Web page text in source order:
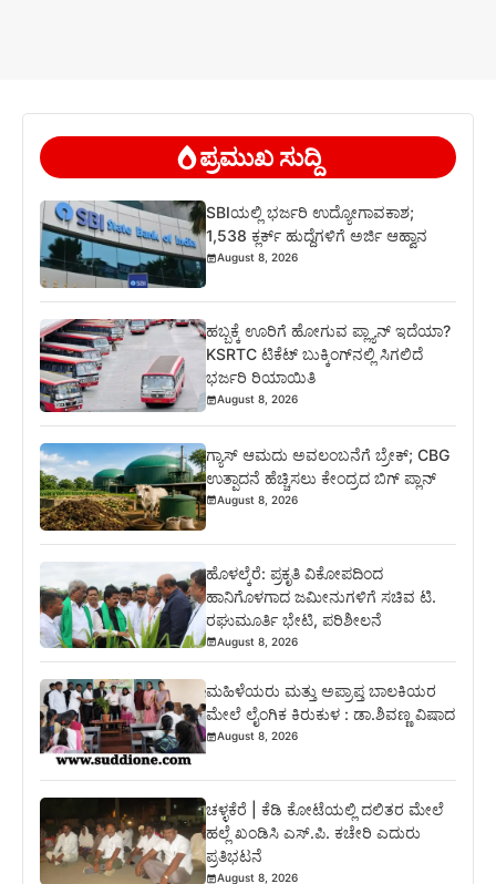
ಪ್ರಮುಖ ಸುದ್ದಿ
SBIಯಲ್ಲಿ ಭರ್ಜರಿ ಉದ್ಯೋಗಾವಕಾಶ;
1,538 ಕ್ಲರ್ಕ್ ಹುದ್ದೆಗಳಿಗೆ ಅರ್ಜಿ ಆಹ್ವಾನ
August 8, 2026
ಹಬ್ಬಕ್ಕೆ ಊರಿಗೆ ಹೋಗುವ ಪ್ಲ್ಯಾನ್ ಇದೆಯಾ?
KSRTC ಟಿಕೆಟ್ ಬುಕ್ಕಿಂಗ್‌ನಲ್ಲಿ ಸಿಗಲಿದೆ
ಭರ್ಜರಿ ರಿಯಾಯಿತಿ
August 8, 2026
ಗ್ಯಾಸ್ ಆಮದು ಅವಲಂಬನೆಗೆ ಬ್ರೇಕ್; CBG
ಉತ್ಪಾದನೆ ಹೆಚ್ಚಿಸಲು ಕೇಂದ್ರದ ಬಿಗ್ ಪ್ಲಾನ್
August 8, 2026
ಹೊಳಲ್ಕೆರೆ: ಪ್ರಕೃತಿ ವಿಕೋಪದಿಂದ
ಹಾನಿಗೊಳಗಾದ ಜಮೀನುಗಳಿಗೆ ಸಚಿವ ಟಿ.
ರಘುಮೂರ್ತಿ ಭೇಟಿ, ಪರಿಶೀಲನೆ
August 8, 2026
ಮಹಿಳೆಯರು ಮತ್ತು ಅಪ್ರಾಪ್ತ ಬಾಲಕಿಯರ
ಮೇಲೆ ಲೈಂಗಿಕ ಕಿರುಕುಳ : ಡಾ.ಶಿವಣ್ಣ ವಿಷಾದ
August 8, 2026
ಚಳ್ಳಕೆರೆ | ಕೆಡಿ ಕೋಟೆಯಲ್ಲಿ ದಲಿತರ ಮೇಲೆ
ಹಲ್ಲೆ ಖಂಡಿಸಿ ಎಸ್.ಪಿ. ಕಚೇರಿ ಎದುರು
ಪ್ರತಿಭಟನೆ
August 8, 2026